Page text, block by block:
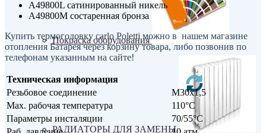
Покраска оборудования
РАДИАТОРЫ ДЛЯ ЗАМЕНЫ
A49800L сатинированный никель
A49800M состаренная бронза
Купить термоголовку carlo Poletti можно в нашем магазине
отопления Батарея через корзину товара, либо позвонив по
телефонам указанным на сайте!
Техническая информация
Резьбовое соединение
М30х1,5
Max. рабочая температура
110°C
Параметры инсталяции
70/55°C